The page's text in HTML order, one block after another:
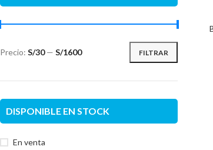
FILTRAR
Precio: S/30— S/1600
DISPONIBLE EN STOCK
En venta